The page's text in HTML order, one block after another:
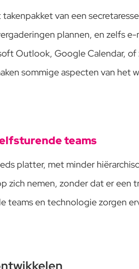
van een
plannen, en zelfs
Outlook, Google Calendar,
sommige aspecten van
teams
platter, met minder
zich nemen, zonder dat er een
teams en technologie zorgen